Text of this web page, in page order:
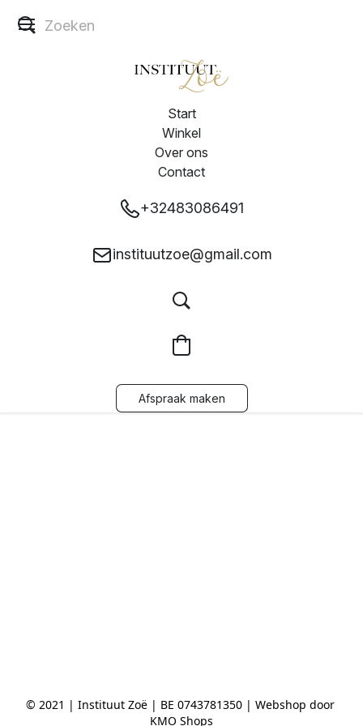
Start
Winkel
Over ons
Contact
+32483086491
instituutzoe@gmail.com
Afspraak maken
© 2021 | Instituut Zoë | BE 0743781350 | Webshop door
KMO Shops